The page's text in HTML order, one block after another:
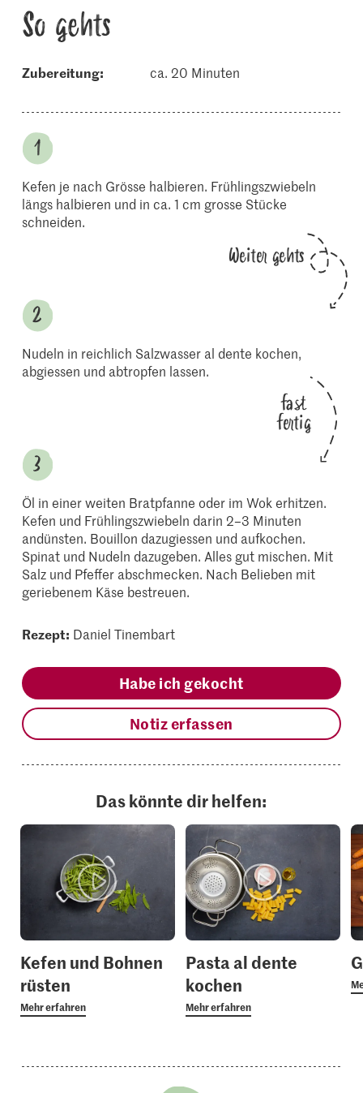
So gehts
Zubereitung: ca. 20 Minuten
Kefen je nach Grösse halbieren. Frühlingszwiebeln
längs halbieren und in ca. 1 cm grosse Stücke
schneiden.
Weiter gehts
Nudeln in reichlich Salzwasser al dente kochen,
abgiessen und abtropfen lassen.
fast
fertig
Öl in einer weiten Bratpfanne oder im Wok erhitzen.
Kefen und Frühlingszwiebeln darin 2–3 Minuten
andünsten. Bouillon dazugiessen und aufkochen.
Spinat und Nudeln dazugeben. Alles gut mischen. Mit
Salz und Pfeffer abschmecken. Nach Belieben mit
geriebenem Käse bestreuen.
Rezept: Daniel Tinembart
Habe ich gekocht
Notiz erfassen
Das könnte dir helfen:
Kefen und Bohnen
rüsten
Mehr erfahren
Pasta al dente
kochen
Mehr erfahren